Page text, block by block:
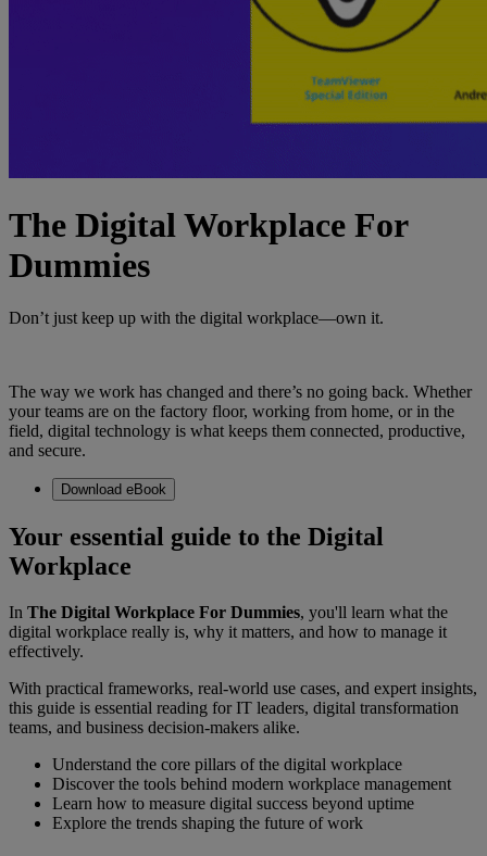
The Digital Workplace For
Dummies
Don’t just keep up with the digital workplace—own it.
The way we work has changed and there’s no going back. Whether
your teams are on the factory floor, working from home, or in the
field, digital technology is what keeps them connected, productive,
and secure.
Download eBook
Your essential guide to the Digital
Workplace
In The Digital Workplace For Dummies, you'll learn what the
digital workplace really is, why it matters, and how to manage it
effectively.
With practical frameworks, real-world use cases, and expert insights,
this guide is essential reading for IT leaders, digital transformation
teams, and business decision-makers alike.
Understand the core pillars of the digital workplace
Discover the tools behind modern workplace management
Learn how to measure digital success beyond uptime
Explore the trends shaping the future of work